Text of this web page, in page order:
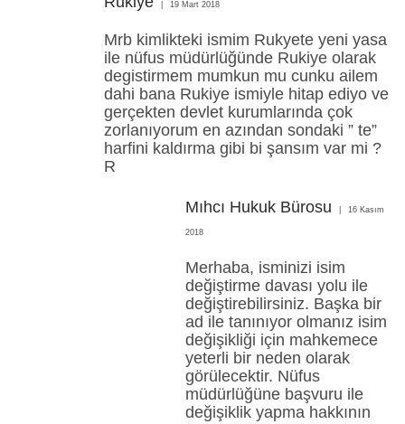
19 Mart 2018
Mrb kimlikteki ismim Rukyete yeni yasa
ile nüfus müdürlüğünde Rukiye olarak
degistirmem mumkun mu cunku ailem
dahi bana Rukiye ismiyle hitap ediyo ve
gerçekten devlet kurumlarında çok
zorlanıyorum en azından sondaki ” te”
harfini kaldırma gibi bi şansım var mi ?
R
Mıhcı Hukuk Bürosu 16 Kasım
2018
Merhaba, isminizi isim
değiştirme davası yolu ile
değiştirebilirsiniz. Başka bir
ad ile tanınıyor olmanız isim
değişikliği için mahkemece
yeterli bir neden olarak
görülecektir. Nüfus
müdürlüğüne başvuru ile
değişiklik yapma hakkının